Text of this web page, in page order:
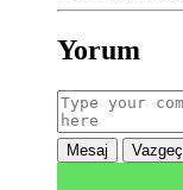
Yorum
Mesaj Vazgeç